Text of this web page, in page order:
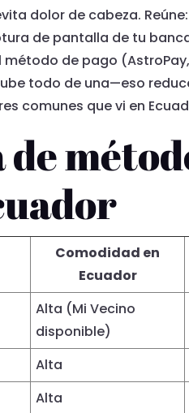
dolor de cabeza.
de pantalla de tu
de pago
todo de una—eso
comunes que vi en
Comodidad en
Ecuador
Alta (Mi Vecino
disponible)
Alta
Alta